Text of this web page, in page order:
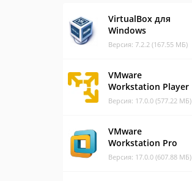
VirtualBox для
Windows
Версия: 7.2.2 (167.55 МБ)
VMware
Workstation Player
Версия: 17.0.0 (577.22 МБ)
VMware
Workstation Pro
Версия: 17.0.0 (607.88 МБ)